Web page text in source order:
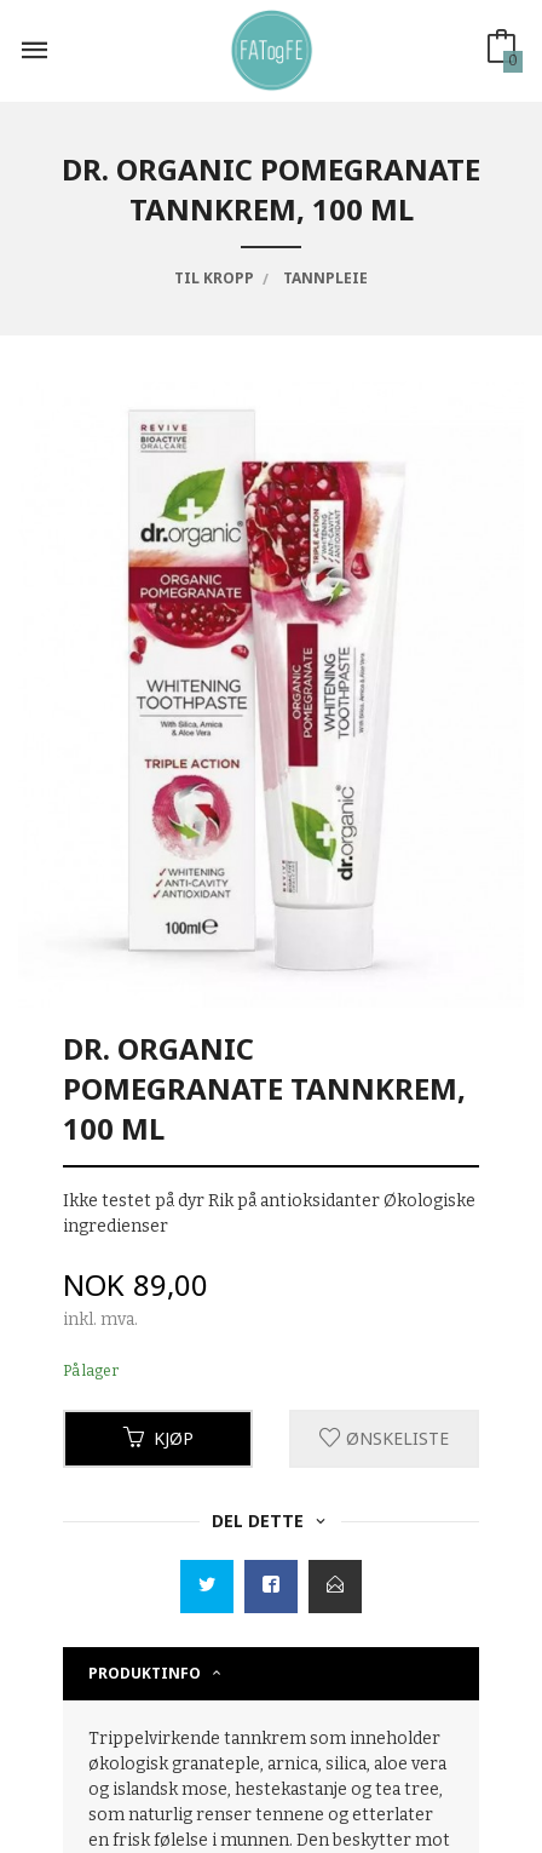
innholdet
0
DR. ORGANIC POMEGRANATE
TANNKREM, 100 ML
TIL KROPP TANNPLEIE
DR. ORGANIC
POMEGRANATE TANNKREM,
100 ML
Ikke testet på dyr Rik på antioksidanter Økologiske
ingredienser
Pris
NOK 89,00
inkl. mva.
På lager
KJØP ØNSKELISTE
DEL DETTE
PRODUKTINFO
Trippelvirkende tannkrem som inneholder
økologisk granateple, arnica, silica, aloe vera
og islandsk mose, hestekastanje og tea tree,
som naturlig renser tennene og etterlater
en frisk følelse i munnen. Den beskytter mot